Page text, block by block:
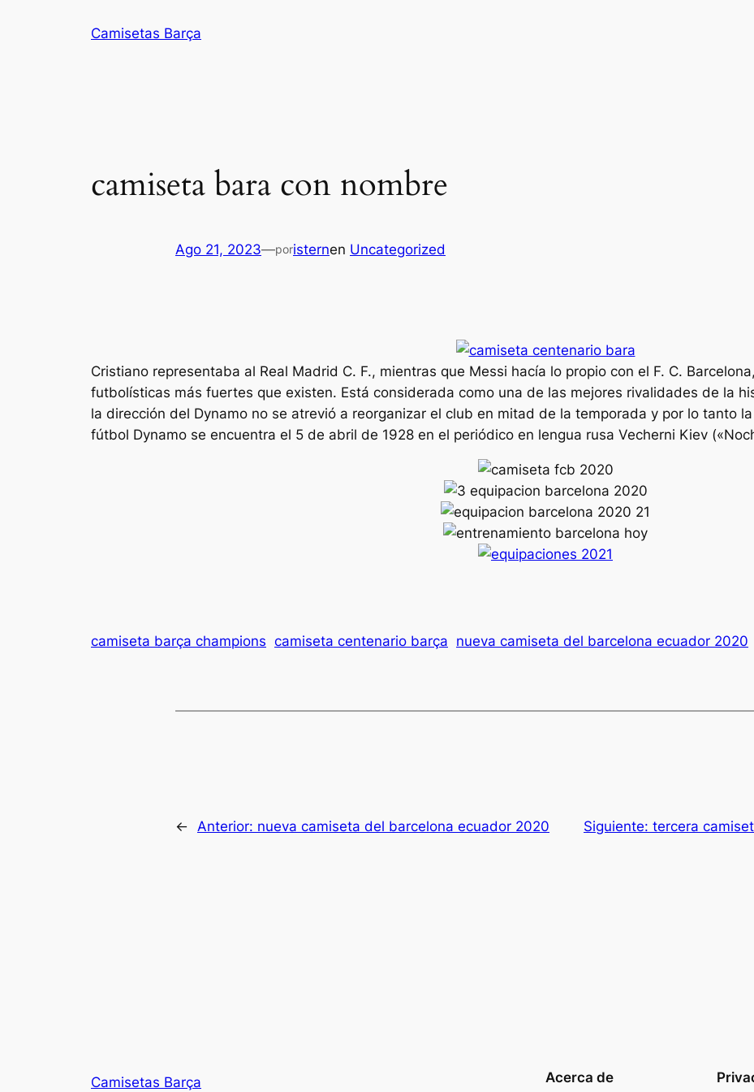
Camisetas Barça
camiseta bara con nombre
Ago 21, 2023—poristernen Uncategorized
Cristiano representaba al Real Madrid C. F., mientras que Messi hacía lo propio con el F. C.
futbolísticas más fuertes que existen. Está considerada como una de las mejores rivalidades de la
la dirección del Dynamo no se atrevió a reorganizar el club en mitad de la temporada y por lo tanto
fútbol Dynamo se encuentra el 5 de abril de 1928 en el periódico en lengua rusa Vecherni Kiev
camiseta barça champions camiseta centenario barça nueva camiseta del barcelona ecuador 2020
← Anterior: nueva camiseta del barcelona ecuador 2020 Siguiente: tercera
Camisetas Barça Acerca de